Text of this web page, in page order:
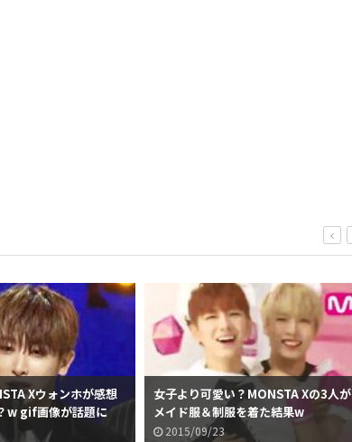
Xウォンホが感想
w gif画像が話題に
女子より可愛い？MONSTA Xの3人が
メイド服＆制服を着た結果w
2015/09/23